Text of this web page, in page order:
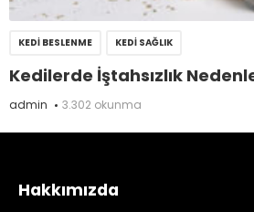
KEDI BESLENME KEDI SAĞLIK
Kedilerde İştahsızlık
admin 3.302 okunma
Hakkımızda